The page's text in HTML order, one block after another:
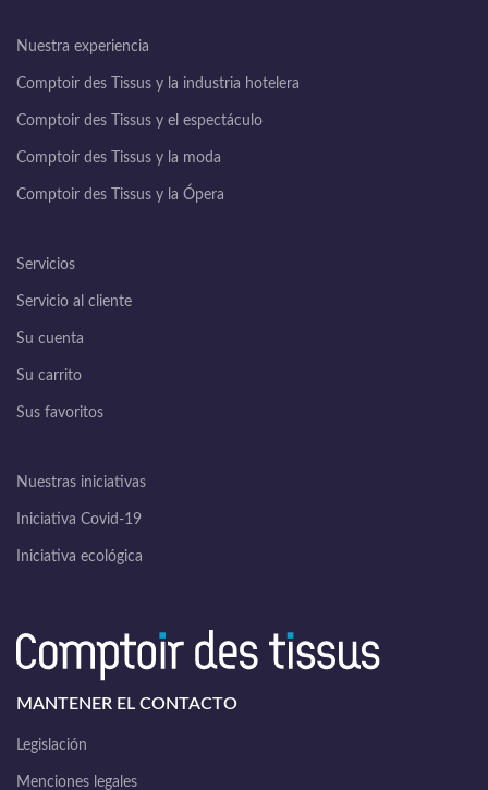
Nuestra experiencia
Comptoir des Tissus y la industria hotelera
Comptoir des Tissus y el espectáculo
Comptoir des Tissus y la moda
Comptoir des Tissus y la Ópera
Servicios
Servicio al cliente
Su cuenta
Su carrito
Sus favoritos
Nuestras iniciativas
Iniciativa Covid-19
Iniciativa ecológica
MANTENER EL CONTACTO
Legislación
Menciones legales